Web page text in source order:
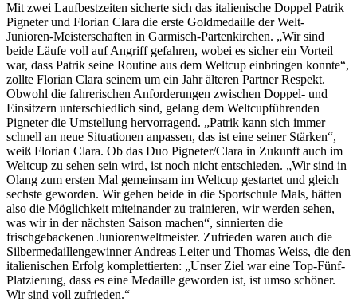
Mit zwei Laufbestzeiten sicherte sich das italienische Doppel Patrik
Pigneter und Florian Clara die erste Goldmedaille der Welt-
Junioren-Meisterschaften in Garmisch-Partenkirchen. „Wir sind
beide Läufe voll auf Angriff gefahren, wobei es sicher ein Vorteil
war, dass Patrik seine Routine aus dem Weltcup einbringen konnte“,
zollte Florian Clara seinem um ein Jahr älteren Partner Respekt.
Obwohl die fahrerischen Anforderungen zwischen Doppel- und
Einsitzern unterschiedlich sind, gelang dem Weltcupführenden
Pigneter die Umstellung hervorragend. „Patrik kann sich immer
schnell an neue Situationen anpassen, das ist eine seiner Stärken“,
weiß Florian Clara. Ob das Duo Pigneter/Clara in Zukunft auch im
Weltcup zu sehen sein wird, ist noch nicht entschieden. „Wir sind in
Olang zum ersten Mal gemeinsam im Weltcup gestartet und gleich
sechste geworden. Wir gehen beide in die Sportschule Mals, hätten
also die Möglichkeit miteinander zu trainieren, wir werden sehen,
was wir in der nächsten Saison machen“, sinnierten die
frischgebackenen Juniorenweltmeister. Zufrieden waren auch die
Silbermedaillengewinner Andreas Leiter und Thomas Weiss, die den
italienischen Erfolg komplettierten: „Unser Ziel war eine Top-Fünf-
Platzierung, dass es eine Medaille geworden ist, ist umso schöner.
Wir sind voll zufrieden.“